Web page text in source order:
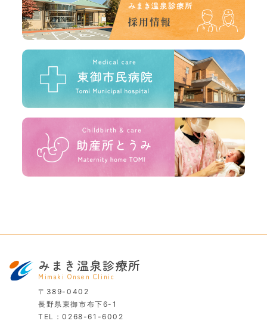
みまき温泉診療所
Mimaki Onsen Clinic
〒389-0402
長野県東御市布下6-1
TEL：0268-61-6002